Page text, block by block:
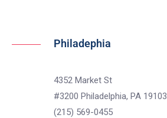
Philadephia
4352 Market St
#3200 Philadelphia, PA 19103
(215) 569-0455